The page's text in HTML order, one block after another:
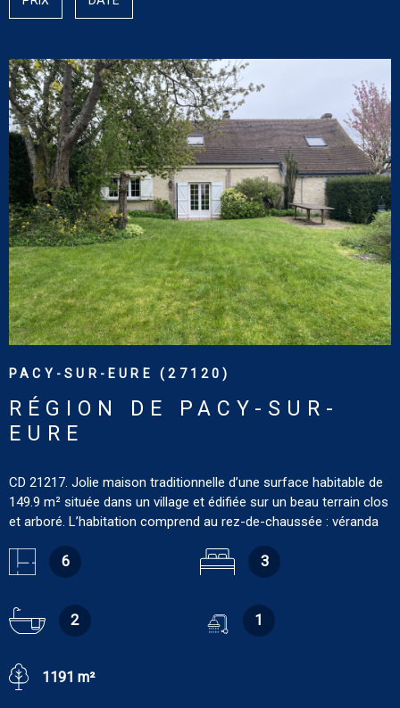
PACY-SUR-EURE (27120)
RÉGION DE PACY-SUR-
EURE
CD 21217. Jolie maison traditionnelle d’une surface habitable de
149.9 m² située dans un village et édifiée sur un beau terrain clos
et arboré. L’habitation comprend au rez-de-chaussée : véranda
composée d’une cuisine ouverte sur salon-salle à manger avec
cheminée, suite parentale avec chambre de 18.9 m² et salle de
chambres (19.09 m² et 19.29 m²), salle de bains de 7.9 m², wc et
chambre passante ou bureau de 17.4 m². Cave, cabanon de
sur les risques auxquels ce bien est exposé sont disponibles sur
6 3
2 1
1191 m²
VOIR LE BIEN
PIÈCES
CRITÈRES SUPPLÉMENTAIRES
Piscine Parking
Terrasse